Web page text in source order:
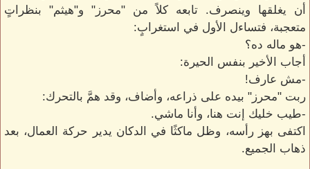
أن يغلقها وينصرف. تابعه كلاً من "محرز" و"هيثم" بنظراتٍ
متعجبة، فتساءل الأول في استغرابٍ:
-هو ماله ده؟
أجاب الأخير بنفس الحيرة:
-مش عارف!
ربت "محرز" بيده على ذراعه، وأضاف، وقد همَّ بالتحرك:
-طيب خليك إنت هنا، وأنا ماشي.
اكتفى بهز رأسه، وظل ماكثًا في الدكان يدير حركة العمال، بعد
ذهاب الجميع.